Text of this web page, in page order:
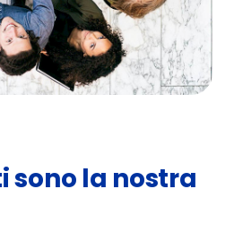
sono la nostra